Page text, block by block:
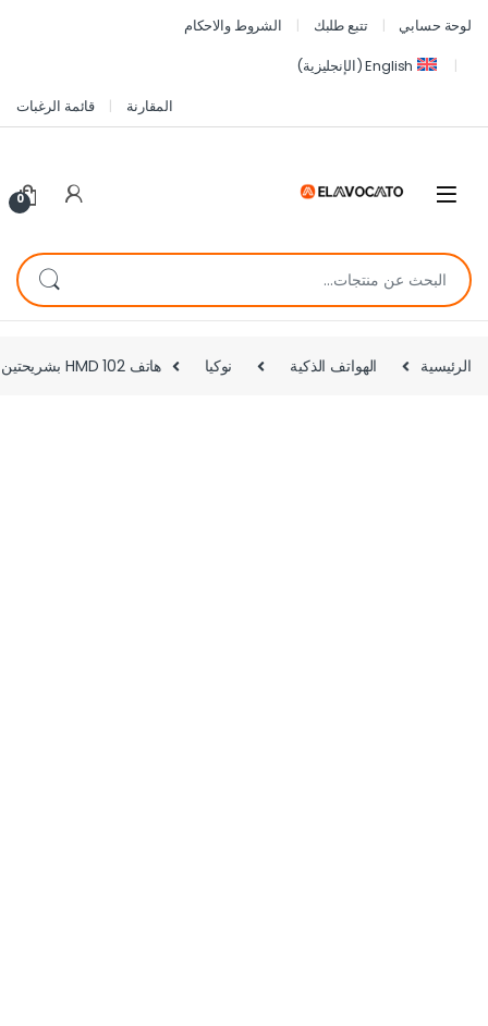
لوحة حسابي تتبع طلبك
الشروط والاحكام
English
(الإنجليزية)
المقارنة
قائمة الرغبات
0
الرئيسية الهواتف الذكية نوكيا هاتف HMD 102 بشريحتين وكاميرا وراديو FM – ضمان محلي – أفضل سعر في مصر